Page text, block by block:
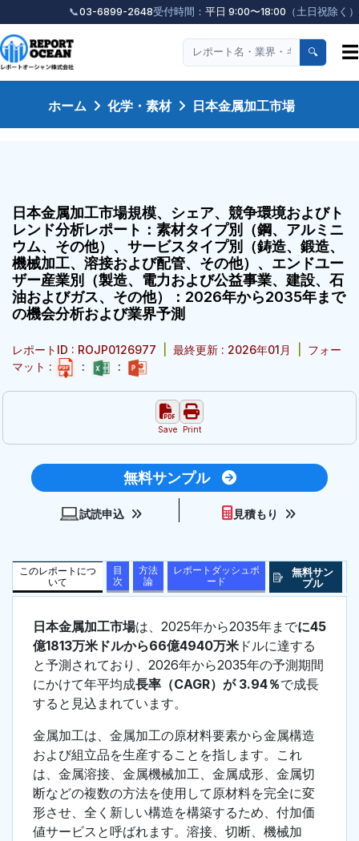
📞03-6899-2648受付時間： 平日 9:00〜18:00 （土日祝除く）
🔍 ☰
ホーム 化学・素材 日本金属加工市場
日本金属加工市場規模、シェア、競争環境およびト
レンド分析レポート：素材タイプ別（鋼、アルミニ
ウム、その他）、サービスタイプ別（鋳造、鍛造、
機械加工、溶接および配管、その他）、エンドユー
ザー産業別（製造、電力および公益事業、建設、石
油およびガス、その他）：2026年から2035年まで
の機会分析および業界予測
レポートID : ROJP0126977 最終更新 : 2026年01月
フォー
マット :
: :
Save Print
無料サンプル
試読申込 見積もり
このレポートにつ
いて
目
次
方法
論
レポートダッシュボ
ード
無料サン
プル
日本金属加工市場は、2025年から2035年までに45
億1813万米ドルから66億4940万米 ドルに達する
と予測されており、2026年から2035年の予測期間
にかけて年平均成長率（CAGR）が 3.94％で成長
すると見込まれています。
金属加工は、金属加工の原材料要素から金属構造
および組立品を生産することを指します。これ
は、金属溶接、金属機械加工、金属成形、金属切
断などの複数の方法を使用して原材料を完全に変
形させ、全く新しい構造を構築するため、付加価
値サービスと呼ばれます。溶接、切断、機械加